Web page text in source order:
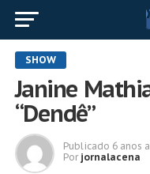
SHOW
Janine
“Dendê”
Publicado 6 anos
Por jornalacena